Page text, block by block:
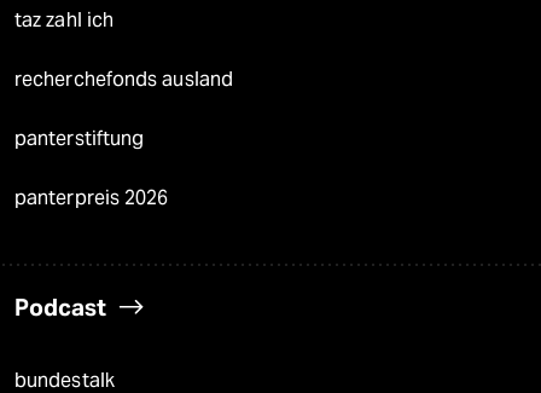
taz zahl ich
recherchefonds ausland
panterstiftung
panterpreis 2026
Podcast
bundestalk